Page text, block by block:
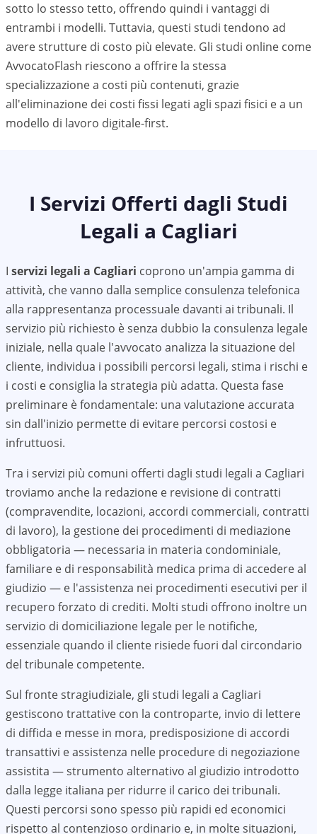
sotto lo stesso tetto, offrendo quindi i vantaggi di
entrambi i modelli. Tuttavia, questi studi tendono ad
avere strutture di costo più elevate. Gli studi online come
AvvocatoFlash riescono a offrire la stessa
specializzazione a costi più contenuti, grazie
all'eliminazione dei costi fissi legati agli spazi fisici e a un
modello di lavoro digitale-first.
I Servizi Offerti dagli Studi
Legali a Cagliari
I servizi legali a Cagliari coprono un'ampia gamma di
attività, che vanno dalla semplice consulenza telefonica
alla rappresentanza processuale davanti ai tribunali. Il
servizio più richiesto è senza dubbio la consulenza legale
iniziale, nella quale l'avvocato analizza la situazione del
cliente, individua i possibili percorsi legali, stima i rischi e
i costi e consiglia la strategia più adatta. Questa fase
preliminare è fondamentale: una valutazione accurata
sin dall'inizio permette di evitare percorsi costosi e
infruttuosi.
Tra i servizi più comuni offerti dagli studi legali a Cagliari
troviamo anche la redazione e revisione di contratti
(compravendite, locazioni, accordi commerciali, contratti
di lavoro), la gestione dei procedimenti di mediazione
obbligatoria — necessaria in materia condominiale,
familiare e di responsabilità medica prima di accedere al
giudizio — e l'assistenza nei procedimenti esecutivi per il
recupero forzato di crediti. Molti studi offrono inoltre un
servizio di domiciliazione legale per le notifiche,
essenziale quando il cliente risiede fuori dal circondario
del tribunale competente.
Sul fronte stragiudiziale, gli studi legali a Cagliari
gestiscono trattative con la controparte, invio di lettere
di diffida e messe in mora, predisposizione di accordi
transattivi e assistenza nelle procedure di negoziazione
assistita — strumento alternativo al giudizio introdotto
dalla legge italiana per ridurre il carico dei tribunali.
Questi percorsi sono spesso più rapidi ed economici
rispetto al contenzioso ordinario e, in molte situazioni,